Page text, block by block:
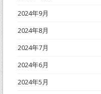
2024年9月
2024年8月
2024年7月
2024年6月
2024年5月